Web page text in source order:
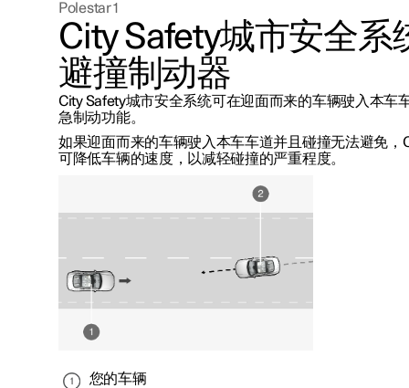
联系我们
极星官方二手车
探索Polestar 3
联系我们
公共充电
家庭充电
车主服务
新闻
注册新闻
Polestar 1
City Safety城市安全系
避撞制动器
City Safety城市安全系统可在迎面而来的车辆驶入本车
急制动功能。
如果迎面而来的车辆驶入本车车道并且碰撞无法避免，
可降低车辆的速度，以减轻碰撞的严重程度。
您的车辆